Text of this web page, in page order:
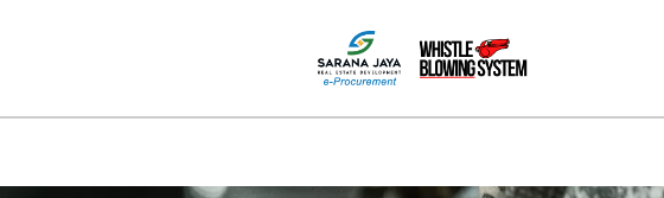
HUBUNGI KAMI PPID